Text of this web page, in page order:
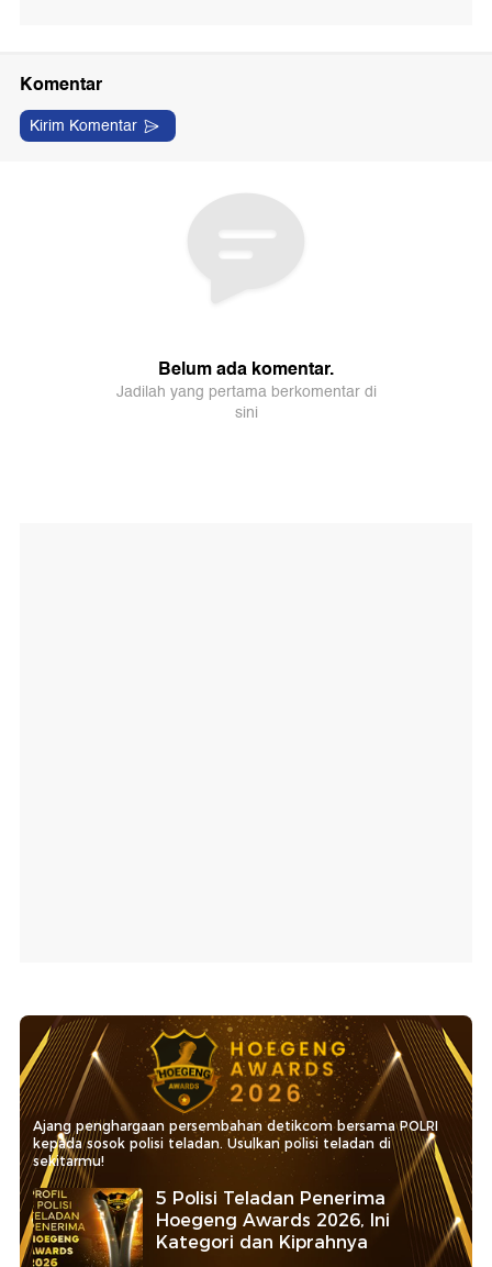
Ajang penghargaan persembahan detikcom bersama POLRI
kepada sosok polisi teladan. Usulkan polisi teladan di
sekitarmu!
5 Polisi Teladan Penerima
Hoegeng Awards 2026, Ini
Kategori dan Kiprahnya